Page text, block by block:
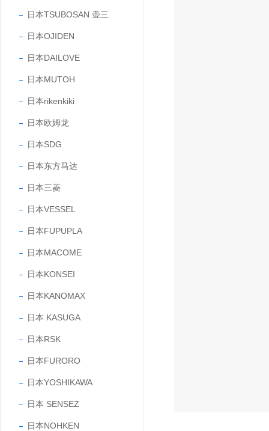
日本TSUBOSAN 壶三
日本OJIDEN
日本DAILOVE
日本MUTOH
日本rikenkiki
日本欧姆龙
日本SDG
日本东方马达
日本三菱
日本VESSEL
日本FUPUPLA
日本MACOME
日本KONSEI
日本KANOMAX
日本 KASUGA
日本RSK
日本FURORO
日本YOSHIKAWA
日本 SENSEZ
日本NOHKEN